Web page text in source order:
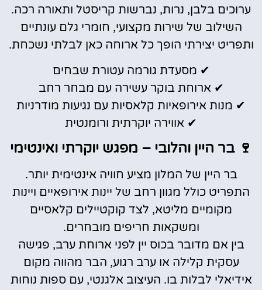
ערוכים בלבן, נרות, נברשות קריסטל ותאורה רכה.
השילוב של שירות מקצועי, חומרי גלם עונתיים
ותפריט יצירתי הופך כל ארוחה כאן לבלתי נשכחת.
✔ מסעדת גורמה עטורת שבחים
✔ ארוחת בוקר עשירה עם מבחר רחב
✔ מנות אירופאיות קלאסיות עם נגיעות מודרניות
✔ אווירה יוקרתית ורומנטית
🍷 בר היין והלובי – מפגש יוקרתי ואינטימי
בר היין של המלון מציע חוויה אינטימית יותר.
התפריט כולל מגוון רחב של יינות אירופאיים ויינות
מקומיים מליטא, לצד קוקטיילים קלאסיים
ומשקאות חריפים מובחרים.
בין אם מדובר בכוס יין לפני ארוחת ערב, פגישה
עסקית קלילה או ערב רגוע, הבר מהווה מקום
אידיאלי לבלות בו. העיצוב אלגנטי, עם ספות נוחות